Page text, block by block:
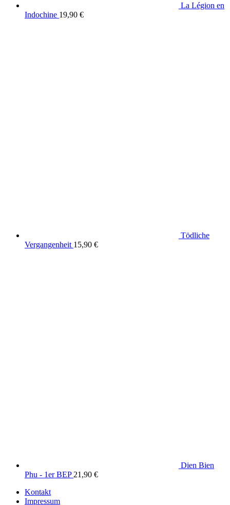
La Légion en
Indochine 19,90 €
Tödliche
Vergangenheit 15,90 €
Dien Bien
Phu - 1er BEP 21,90 €
Kontakt
Impressum